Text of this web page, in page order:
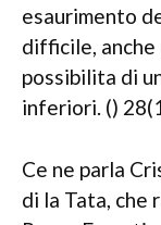
esaurimento
difficile,
possibilita di
inferiori. ()
Ce ne parla
di la Tata, che